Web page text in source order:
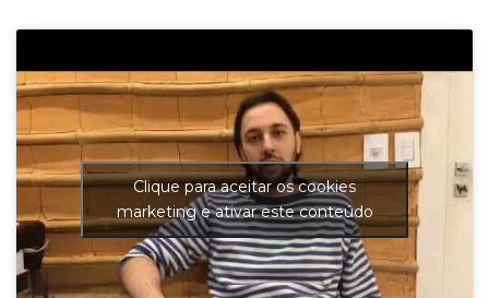
Clique para aceitar os cookies
marketing e ativar este conteúdo